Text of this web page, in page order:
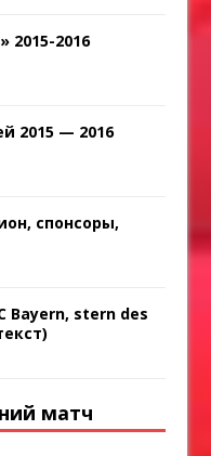
2015-2016
2015 — 2016
спонсоры,
Bayern, stern des
матч